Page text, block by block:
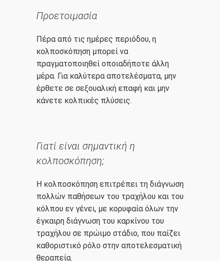
Προετοιμασία
Πέρα από τις ημέρες περιόδου, η
κολποσκόπηση μπορεί να
πραγματοποιηθεί οποιαδήποτε άλλη
μέρα. Για καλύτερα αποτελέσματα, μην
έρθετε σε σεξουαλική επαφή και μην
κάνετε κολπικές πλύσεις.
Γιατί είναι σημαντική η
κολποσκόπηση;
Η κολποσκόπηση επιτρέπει τη διάγνωση
πολλών παθήσεων του τραχήλου και του
κόλπου εν γένει, με κορυφαία όλων την
έγκαιρη διάγνωση του καρκίνου του
τραχήλου σε πρώιμο στάδιο, που παίζει
καθοριστικό ρόλο στην αποτελεσματική
θεραπεία.